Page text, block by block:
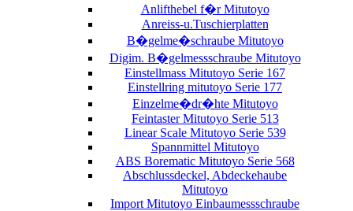
Anlifthebel f�r Mitutoyo
Anreiss-u.Tuschierplatten
B�gelme�schraube Mitutoyo
Digim. B�gelmessschraube Mitutoyo
Einstellmass Mitutoyo Serie 167
Einstellring mitutoyo Serie 177
Einzelme�dr�hte Mitutoyo
Feintaster Mitutoyo Serie 513
Linear Scale Mitutoyo Serie 539
Spannmittel Mitutoyo
ABS Borematic Mitutoyo Serie 568
Abschlussdeckel, Abdeckehaube
Mitutoyo
Import Mitutoyo Einbaumessschraube